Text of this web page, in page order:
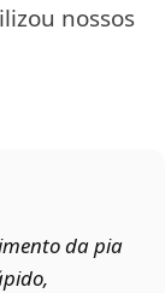
nossos
da pia